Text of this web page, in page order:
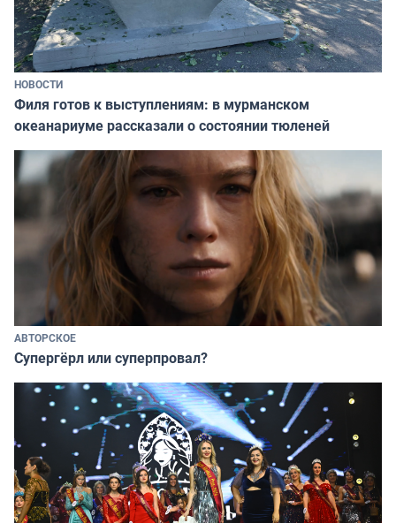
НОВОСТИ
Филя готов к выступлениям: в мурманском
океанариуме рассказали о состоянии тюленей
АВТОРСКОЕ
Супергёрл или суперпровал?